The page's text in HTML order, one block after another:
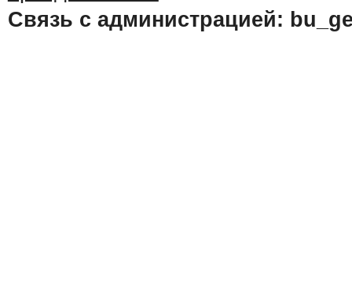
Связь с администрацией: